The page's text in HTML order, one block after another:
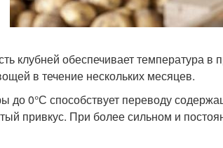
клубней обеспечивает температура
в течение нескольких месяцев.
до 0°С способствует переводу
привкус. При более сильном и